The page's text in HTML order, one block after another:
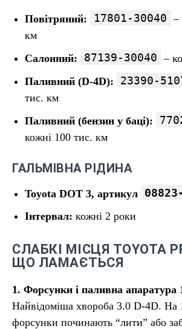
Повітряний: 17801-30040 –
км
Салонний:
87139-30040 –
Паливний (D-4D):
23390-
тис. км
Паливний (бензин у баці):
кожні 100 тис. км
ГАЛЬМІВНА РІДИНА
Toyota DOT 3, артикул
Інтервал: кожні 2 роки
СЛАБКІ МІСЦЯ TOYOTA
ЩО ЛАМАЄТЬСЯ
1. Форсунки і паливна апаратура
Найвідоміша хвороба 3.0 D-4D. На
форсунки починають “лити” або